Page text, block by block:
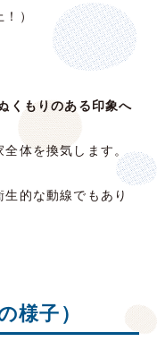
）
くもりのある印象へ
全体を換気します。
的な動線でもあり
様子）